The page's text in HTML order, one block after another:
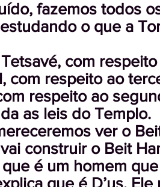
fazemos todos
o que a
com
com respeito ao
respeito ao
as leis do Templo.
ver o
construir o Beit
é um homem
que é D’us,